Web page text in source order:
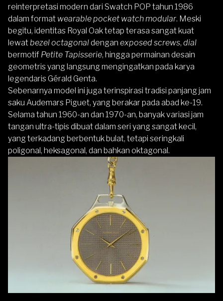
reinterpretasi modern dari Swatch POP tahun 1986
dalam format wearable pocket watch modular. Meski
begitu, identitas Royal Oak tetap terasa sangat kuat
lewatbezel octagonaldengan exposed screws, dial
bermotif Petite Tapisserie, hingga permainan desain
geometris yang langsung mengingatkan pada karya
legendaris Gérald Genta.
Sebenarnya model ini juga terinspirasi tradisi panjang jam
saku Audemars Piguet, yang berakar pada abad ke-19.
Selama tahun 1960-an dan 1970-an, banyak variasi jam
tangan ultra-tipis dibuat dalam seri yang sangat kecil,
yang terkadang berbentuk bulat, tetapi seringkali
poligonal, heksagonal, dan bahkan oktagonal.